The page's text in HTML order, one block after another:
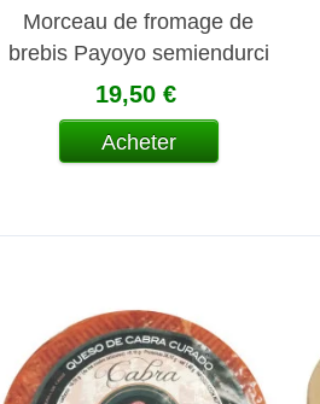
Morceau de fromage de
brebis Payoyo semiendurci
19,50 €
Acheter